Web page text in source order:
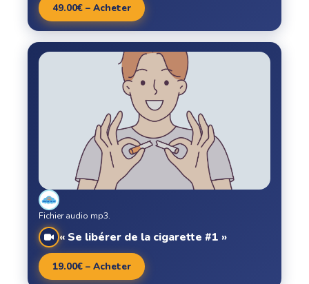
49.00€ – Acheter
« Se libérer de la cigarette #1 »
Fichier audio mp3.
19.00€ – Acheter